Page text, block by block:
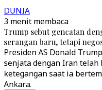
DUNIA
3 menit membaca
Trump sebut gencatan
serangan baru, tetapi
Presiden AS Donald
senjata dengan Iran
ketegangan saat ia
Ankara.